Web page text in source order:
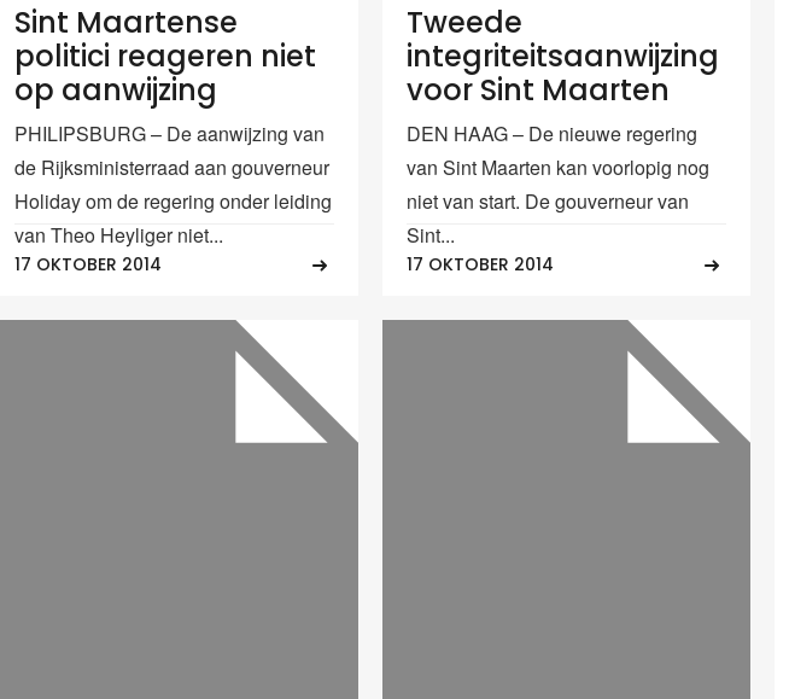
Sint Maartense
politici reageren niet
op aanwijzing
PHILIPSBURG – De aanwijzing van
de Rijksministerraad aan gouverneur
Holiday om de regering onder leiding
van Theo Heyliger niet...
17 OKTOBER 2014
Tweede
integriteitsaanwijzing
voor Sint Maarten
DEN HAAG – De nieuwe regering
van Sint Maarten kan voorlopig nog
niet van start. De gouverneur van
Sint...
17 OKTOBER 2014